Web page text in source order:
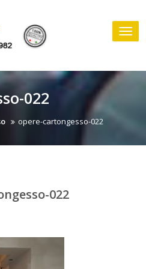
022
opere-cartongesso-022
022